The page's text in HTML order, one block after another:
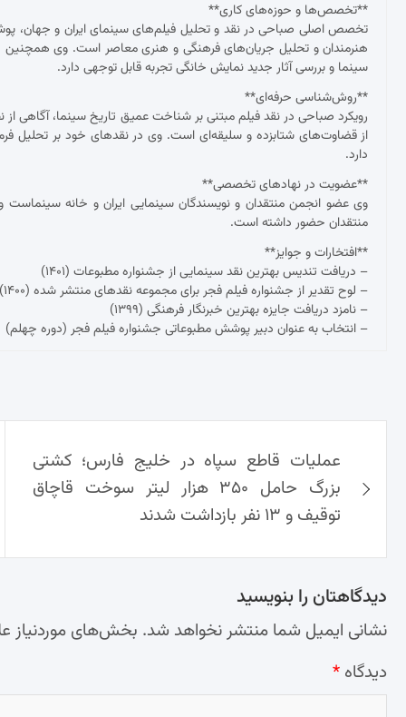
**تخصص‌ها و حوزه‌های کاری**
تخصص اصلی صباحی در نقد و تحلیل فیلم‌های سینمای ایران و جهان،
هنرمندان و تحلیل جریان‌های فرهنگی و هنری معاصر است. وی
سینما و بررسی آثار جدید نمایش خانگی تجربه قابل توجهی دارد.
**روش‌شناسی حرفه‌ای**
رویکرد صباحی در نقد فیلم مبتنی بر شناخت عمیق تاریخ سینما، آگاهی
از قضاوت‌های شتابزده و سلیقه‌ای است. وی در نقدهای خود بر تحلیل فرم و
دارد.
**عضویت در نهادهای تخصصی**
وی عضو انجمن منتقدان و نویسندگان سینمایی ایران و خانه
منتقدان حضور داشته است.
**افتخارات و جوایز**
– دریافت تندیس بهترین نقد سینمایی از جشنواره مطبوعات (۱۴۰۱)
– لوح تقدیر از جشنواره فیلم فجر برای مجموعه نقدهای منتشر شده (۱۴۰۰)
– نامزد دریافت جایزه بهترین خبرنگار فرهنگی (۱۳۹۹)
– انتخاب به عنوان دبیر پوشش مطبوعاتی جشنواره فیلم فجر (دوره چهلم)
نوشته‌ها
عملیات قاطع سپاه در خلیج فارس؛ کشتی
بزرگ حامل ۳۵۰ هزار لیتر سوخت قاچاق
توقیف و ۱۳ نفر بازداشت شدند
دیدگاهتان را بنویسید
نشانی ایمیل شما منتشر نخواهد شد. بخش‌های موردنیاز
دیدگاه *